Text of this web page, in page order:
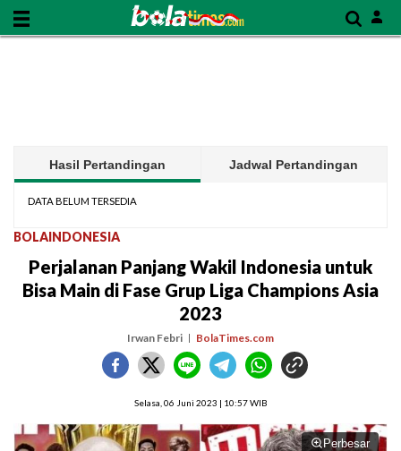
Hasil Pertandingan Jadwal Pertandingan
DATA BELUM TERSEDIA
BOLAINDONESIA
Perjalanan Panjang Wakil Indonesia untuk
Bisa Main di Fase Grup Liga Champions Asia
2023
Irwan Febri BolaTimes.com
Selasa, 06 Juni 2023 | 10:57 WIB
Perbesar